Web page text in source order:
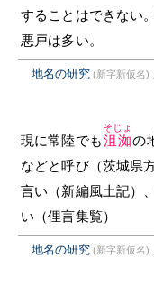
することはできない。
悪戸は多い。
地名の研究 (新字新仮名)
現に常陸でも沮洳
そじょ
の
などと呼び（茨城県
言い（新編風土記）
い（俚言集覧）
地名の研究 (新字新仮名)